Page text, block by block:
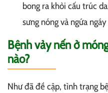
bong ra khỏi cấu trúc
sưng nóng và ngứa
Bệnh vảy nến ở
nào?
Như đã đề cập, tình trạng